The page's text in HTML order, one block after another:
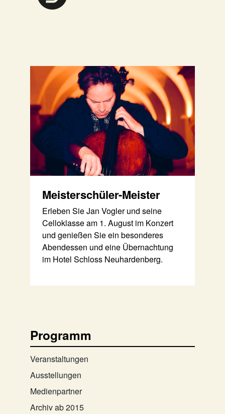
Meisterschüler-Meister
Erleben Sie Jan Vogler und seine
Celloklasse am 1. August im Konzert
und genießen Sie ein besonderes
Abendessen und eine Übernachtung
im Hotel Schloss Neuhardenberg.
Programm
Veranstaltungen
Ausstellungen
Medienpartner
Archiv ab 2015